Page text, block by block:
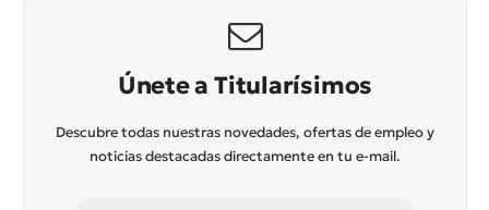
Únete a Titularísimos
Descubre todas nuestras novedades, ofertas de empleo y
noticias destacadas directamente en tu e-mail.